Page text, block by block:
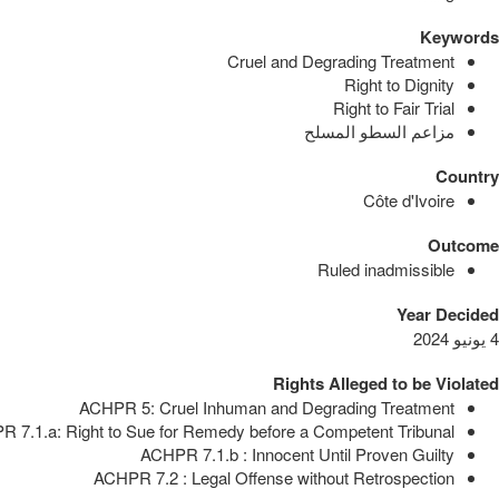
Keywords
Cruel and Degrading Treatment
Right to Dignity
Right to Fair Trial
مزاعم السطو المسلح
Country
Côte d'Ivoire
Outcome
Ruled inadmissible
Year Decided
4 يونيو 2024
Rights Alleged to be Violated
ACHPR 5: Cruel Inhuman and Degrading Treatment
7.1.a: Right to Sue for Remedy before a Competent Tribunal
ACHPR 7.1.b : Innocent Until Proven Guilty
ACHPR 7.2 : Legal Offense without Retrospection